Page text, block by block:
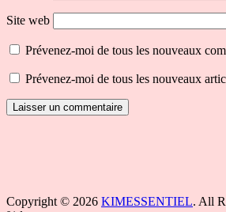
Site web
Prévenez-moi de tous les nouveaux
Prévenez-moi de tous les nouveaux
Copyright © 2026 KIMESSENTIEL. All